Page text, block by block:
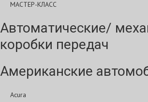
МАСТЕР-КЛАСС
Автоматические/
коробки передач
Американские
Acura